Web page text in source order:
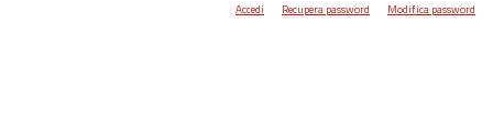
Accedi Recupera password Modifica password